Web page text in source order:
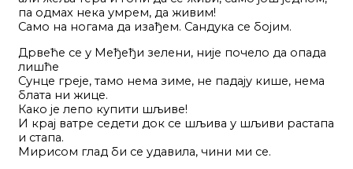
па одмах нека умрем, да живим!
Само на ногама да изађем. Сандука се бојим.
Дрвеће се у Међеђи зелени, није почело да опада
лишће
Сунце греје, тамо нема зиме, не падају кише, нема
блата ни жице.
Како је лепо купити шљиве!
И крај ватре седети док се шљива у шљиви растапа
и стапа.
Мирисом глад би се удавила, чини ми се.